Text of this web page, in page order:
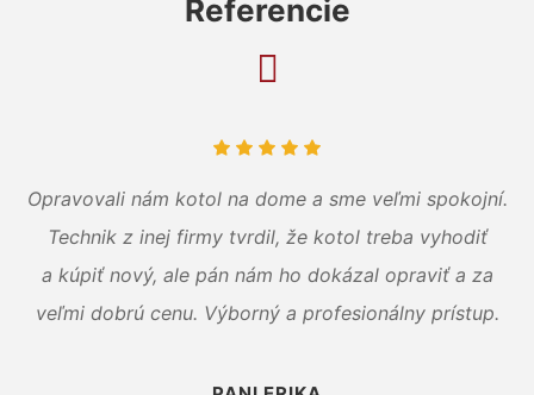
Referencie
Opravovali nám kotol na dome a sme veľmi spokojní.
Technik z inej firmy tvrdil, že kotol treba vyhodiť
a kúpiť nový, ale pán nám ho dokázal opraviť a za
veľmi dobrú cenu. Výborný a profesionálny prístup.